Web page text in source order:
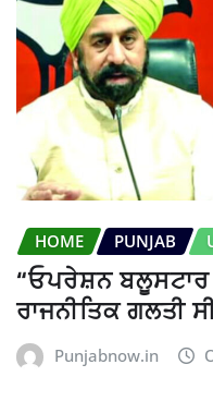
HOME PUNJAB
“ਓਪਰੇਸ਼ਨ
ਰਾਜਨੀਤਿਕ ਗਲਤੀ
Punjabnow.in